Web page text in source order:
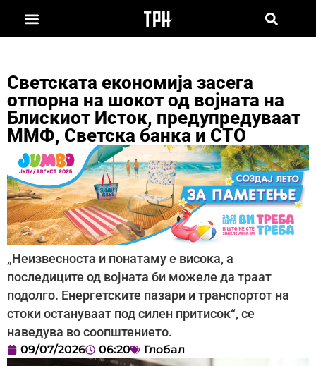
Светската економија засега
отпорна на шокот од војната на
Блискиот Исток, предупредуваат
ММФ, Светска банка и СТО
„Неизвесноста и понатаму е висока, а
последиците од војната би можеле да траат
подолго. Енергетските пазари и транспортот на
стоки остануваат под силен притисок“, се
наведува во соопштението.
09/07/2026 06:20 Глобал